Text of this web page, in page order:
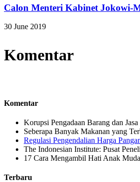
Calon Menteri Kabinet Jokowi-
30 June 2019
Komentar
Komentar
Korupsi Pengadaan Barang dan
Seberapa Banyak Makanan yang
Regulasi Pengendalian Harga
The Indonesian Institute: Pusat
17 Cara Mengambil Hati Anak
Terbaru